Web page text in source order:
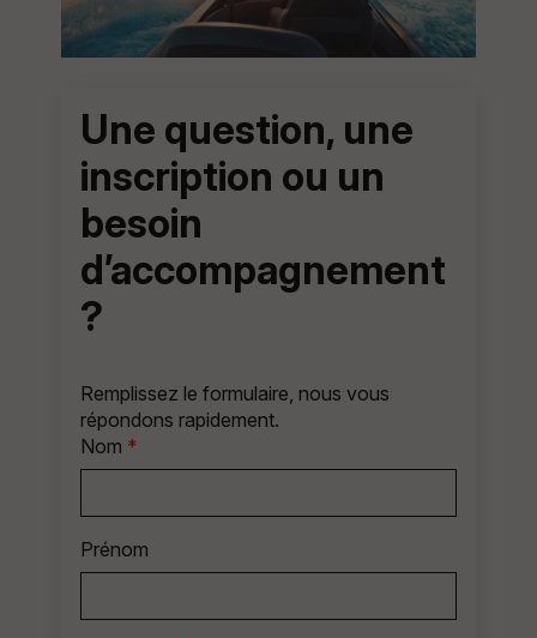
Une question, une
inscription ou un
besoin
d’accompagnement
?
Remplissez le formulaire, nous vous
répondons rapidement.
Nom *
Prénom